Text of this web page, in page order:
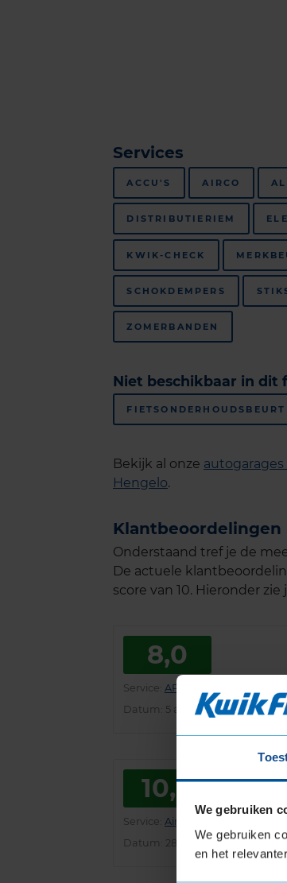
We gebruiken
We gebruiken
en het
Services
ACCU'S AIRCO
DISTRIBUTIERIEM
KWIK-CHECK
SCHOKDEMPERS
ZOMERBANDEN
Niet beschikbaar in dit
FIETSONDERHOUDSBEURT
Bekijk al onze
Hengelo.
Klantbeoordelingen
Onderstaand tref je de
De actuele
score van 10. Hieronder
8,0
Service APK
Datum : 5 augustus 2026
10,0
Service Airco-check
Datum : 28 juli 2026